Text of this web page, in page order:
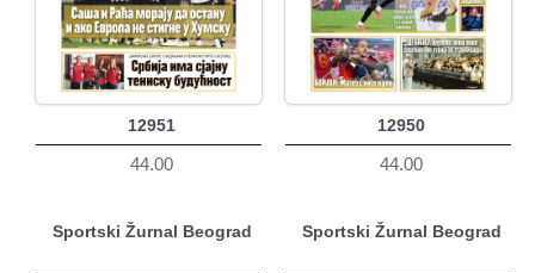
12951
44.00
12950
44.00
Sportski Žurnal Beograd Sportski Žurnal Beograd